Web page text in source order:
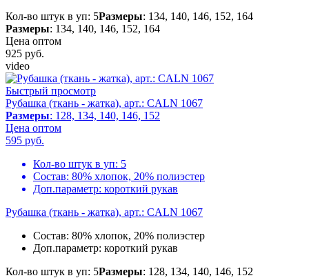
Кол-во штук в уп: 5Размеры: 134, 140, 146, 152, 164
Размеры: 134, 140, 146, 152, 164
Цена оптом
925 руб.
video
Быстрый просмотр
Рубашка (ткань - жатка), арт.: CALN 1067
Размеры: 128, 134, 140, 146, 152
Цена оптом
595 руб.
Кол-во штук в уп: 5
Состав: 80% хлопок, 20% полиэстер
Доп.параметр: короткий рукав
Рубашка (ткань - жатка), арт.: CALN 1067
Состав: 80% хлопок, 20% полиэстер
Доп.параметр: короткий рукав
Кол-во штук в уп: 5Размеры: 128, 134, 140, 146, 152